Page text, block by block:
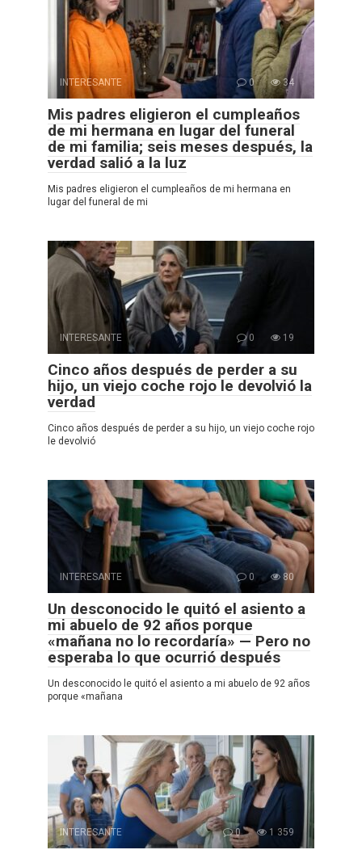
INTERESANTE 0 34
Mis padres eligieron el cumpleaños
de mi hermana en lugar del funeral
de mi familia; seis meses después, la
verdad salió a la luz
Mis padres eligieron el cumpleaños de mi hermana en
lugar del funeral de mi
INTERESANTE 0 19
Cinco años después de perder a su
hijo, un viejo coche rojo le devolvió la
verdad
Cinco años después de perder a su hijo, un viejo coche rojo
le devolvió
INTERESANTE 0 80
Un desconocido le quitó el asiento a
mi abuelo de 92 años porque
«mañana no lo recordaría» — Pero no
esperaba lo que ocurrió después
Un desconocido le quitó el asiento a mi abuelo de 92 años
porque «mañana
INTERESANTE 0 1 359